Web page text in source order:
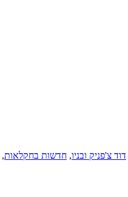
דוד צ'פניק ובניו, חדשות בחקלאות,